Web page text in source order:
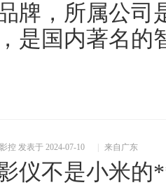
牌，所属公司
是国内著名的
控 发表于 2024-07-10 来自广东
仪不是小米的